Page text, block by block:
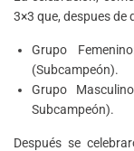
3×3 que, despues
Grupo
(Subcampeón).
Grupo
Subcampeón).
Después se